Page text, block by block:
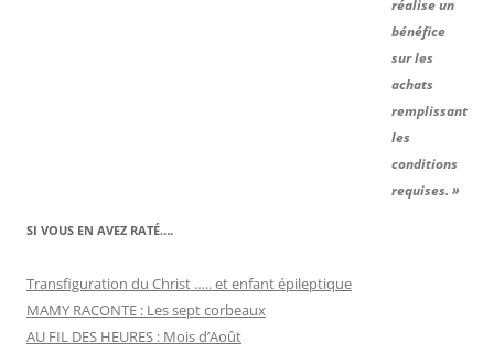
réalise un
bénéfice
sur les
achats
remplissant
les
conditions
requises. »
SI VOUS EN AVEZ RATÉ….
Transfiguration du Christ ….. et enfant épileptique
MAMY RACONTE : Les sept corbeaux
AU FIL DES HEURES : Mois d’Août